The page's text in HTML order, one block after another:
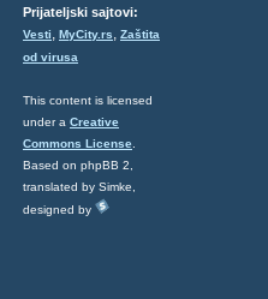
Prijateljski sajtovi:
Vesti, MyCity.rs, Zaštita
od virusa
This content is licensed
under a Creative
Commons License
Based on phpBB 2,
translated by Simke,
designed by